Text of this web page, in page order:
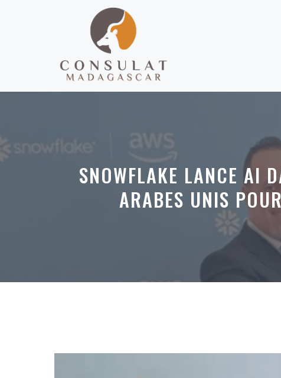
SNOWFLAKE LANCE AI
ARABES UNIS